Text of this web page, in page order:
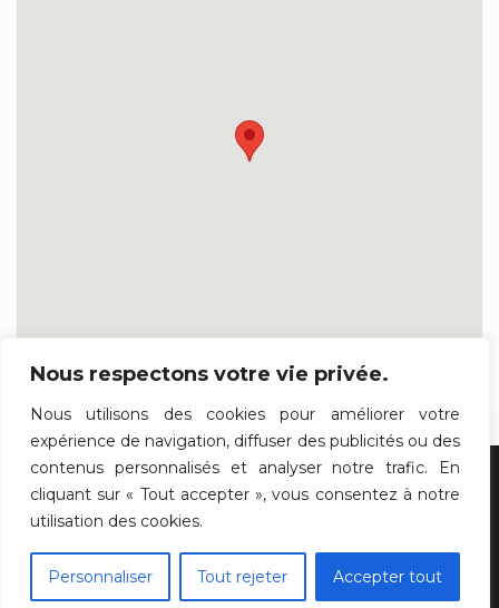
Nous respectons votre vie privée.
Nous utilisons des cookies pour améliorer votre
expérience de navigation, diffuser des publicités ou des
contenus personnalisés et analyser notre trafic. En
cliquant sur « Tout accepter », vous consentez à notre
utilisation des cookies.
Personnaliser Tout rejeter Accepter tout
Questions fréquentes|Mentions légales| C.G.V|
Chambres avec Jacuzzi